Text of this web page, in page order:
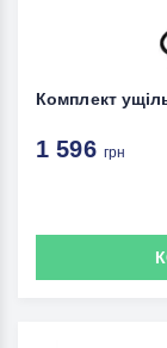
Комплект
1 596 грн